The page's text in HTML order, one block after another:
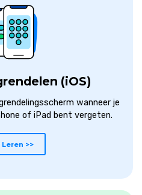
(iOS)
wanneer je
of iPad bent vergeten.
Leren >>